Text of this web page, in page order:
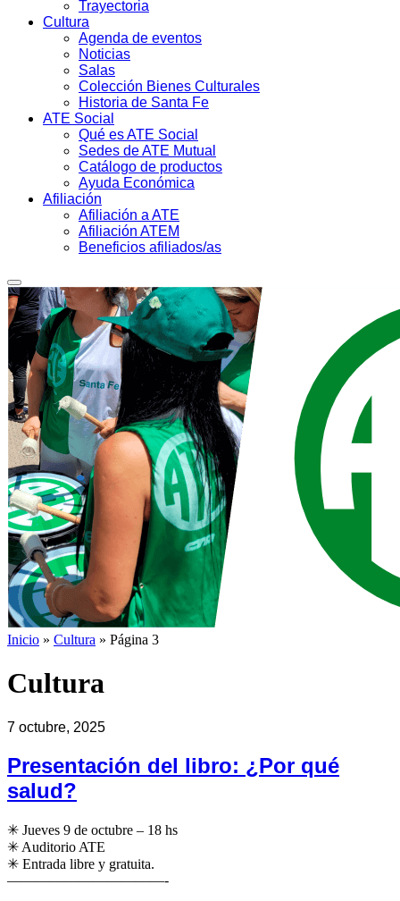
Trayectoria
Cultura
Agenda de eventos
Noticias
Salas
Colección Bienes Culturales
Historia de Santa Fe
ATE Social
Qué es ATE Social
Sedes de ATE Mutual
Catálogo de productos
Ayuda Económica
Afiliación
Afiliación a ATE
Afiliación ATEM
Beneficios afiliados/as
Inicio » Cultura » Página 3
Cultura
7 octubre, 2025
Presentación del libro: ¿Por qué
salud?
✳ Jueves 9 de octubre – 18 hs
✳ Auditorio ATE
✳ Entrada libre y gratuita.
———————————-